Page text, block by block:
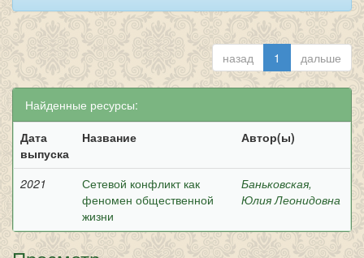
назад 1 дальше
Найденные ресурсы:
Дата
выпуска
Название Автор(ы)
2021
Сетевой конфликт как
феномен общественной
жизни
Баньковская,
Юлия Леонидовна